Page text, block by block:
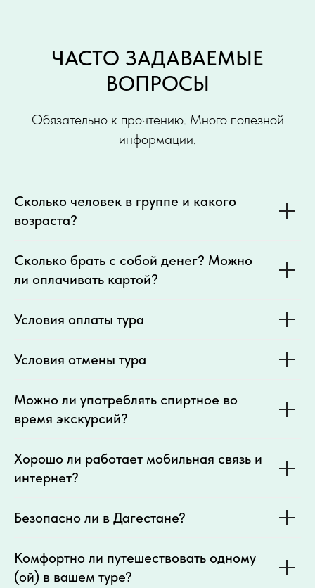
ЧАСТО ЗАДАВАЕМЫЕ
ВОПРОСЫ
Обязательно к прочтению. Много полезной
информации.
Сколько человек в группе и какого
возраста?
Сколько брать с собой денег? Можно
ли оплачивать картой?
Условия оплаты тура
Условия отмены тура
Можно ли употреблять спиртное во
время экскурсий?
Хорошо ли работает мобильная связь и
интернет?
Безопасно ли в Дагестане?
Комфортно ли путешествовать одному
(ой) в вашем туре?